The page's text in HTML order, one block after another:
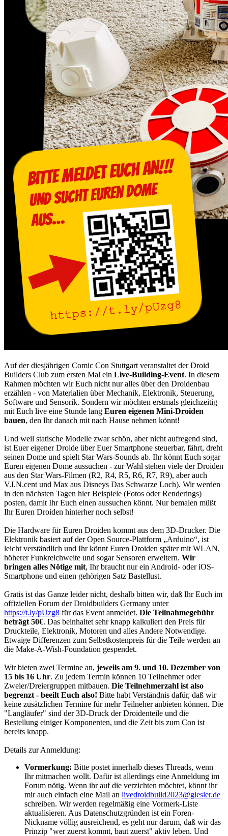
Auf der diesjährigen Comic Con Stuttgart veranstaltet der Droid
Builders Club zum ersten Mal ein Live-Building-Event. In diesem
Rahmen möchten wir Euch nicht nur alles über den Droidenbau
erzählen - von Materialien über Mechanik, Elektronik, Steuerung,
Software und Sensorik. Sondern wir möchten erstmals gleichzeitig
mit Euch live eine Stunde lang Euren eigenen Mini-Droiden
bauen, den Ihr danach mit nach Hause nehmen könnt!
Und weil statische Modelle zwar schön, aber nicht aufregend sind,
ist Euer eigener Droide über Euer Smartphone steuerbar, fährt, dreht
seinen Dome und spielt Star Wars-Sounds ab. Ihr könnt Euch sogar
Euren eigenen Dome aussuchen - zur Wahl stehen viele der Droiden
aus den Star Wars-Filmen (R2, R4, R5, R6, R7, R9), aber auch
V.I.N.cent und Max aus Disneys Das Schwarze Loch). Wir werden
in den nächsten Tagen hier Beispiele (Fotos oder Renderings)
posten, damit Ihr Euch einen aussuchen könnt. Nur bemalen müßt
Ihr Euren Droiden hinterher noch selbst!
Die Hardware für Euren Droiden kommt aus dem 3D-Drucker. Die
Elektronik basiert auf der Open Source-Plattform „Arduino“, ist
leicht verständlich und Ihr könnt Euren Droiden später mit WLAN,
höherer Funkreichweite und sogar Sensoren erweitern. Wir
bringen alles Nötige mit, Ihr braucht nur ein Android- oder iOS-
Smartphone und einen gehörigen Satz Bastellust.
Gratis ist das Ganze leider nicht, deshalb bitten wir, daß Ihr Euch im
offiziellen Forum der Droidbuilders Germany unter
https://t.ly/pUzg8 für das Event anmeldet. Die Teilnahmegebühr
beträgt 50€. Das beinhaltet sehr knapp kalkuliert den Preis für
Druckteile, Elektronik, Motoren und alles Andere Notwendige.
Etwaige Differenzen zum Selbstkostenpreis für die Teile werden an
die Make-A-Wish-Foundation gespendet.
Wir bieten zwei Termine an, jeweils am 9. und 10. Dezember von
15 bis 16 Uhr. Zu jedem Termin können 10 Teilnehmer oder
Zweier/Dreiergruppen mitbauen. Die Teilnehmerzahl ist also
begrenzt - beeilt Euch also! Bitte habt Verständnis dafür, daß wir
keine zusätzlichen Termine für mehr Teilneher anbieten können. Die
"Langläufer" sind der 3D-Druck der Droidenteile und die
Bestellung einiger Komponenten, und die Zeit bis zum Con ist
bereits knapp.
Details zur Anmeldung:
Vormerkung: Bitte postet innerhalb dieses Threads, wenn
Ihr mitmachen wollt. Dafür ist allerdings eine Anmeldung im
Forum nötig. Wenn ihr auf die verzichten möchtet, könnt ihr
mir auch einfach eine Mail an livedroidbuild2023@giesler.de
schreiben. Wir werden regelmäßig eine Vormerk-Liste
aktualisieren. Aus Datenschutzgründen ist ein Foren-
Nickname völlig ausreichend, es geht nur darum, daß wir das
Prinzip "wer zuerst kommt, baut zuerst" aktiv leben. Und